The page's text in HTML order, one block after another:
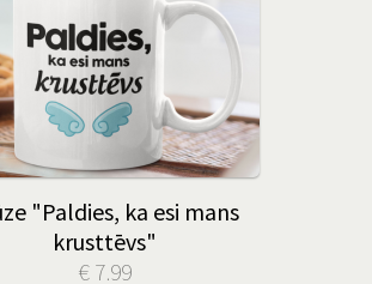
"Paldies, ka esi mans
krusttēvs"
€ 7.99